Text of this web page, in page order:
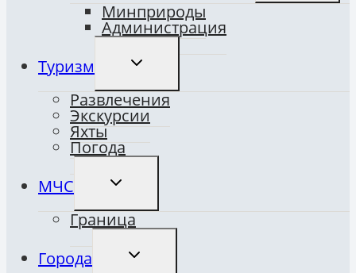
Минприроды
Администрация
Туризм
ПЕРЕКЛЮЧИТЬ
ДОЧЕРНЕЕ
Развлечения
Экскурсии
Яхты
Погода
МЧС
ПЕРЕКЛЮЧИТЬ
ДОЧЕРНЕЕ
Граница
Города
ПЕРЕКЛЮЧИТЬ
ДОЧЕРНЕЕ